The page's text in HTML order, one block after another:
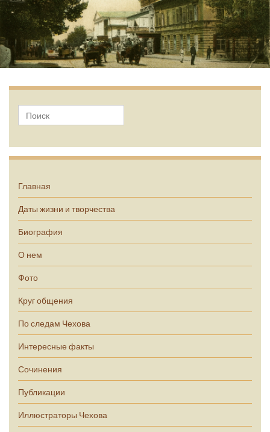
Главная
Даты жизни и творчества
Биография
О нем
Фото
Круг общения
По следам Чехова
Интересные факты
Сочинения
Публикации
Иллюстраторы Чехова